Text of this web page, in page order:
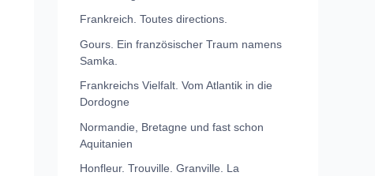
Frankreich. Toutes directions.
Gours. Ein französischer Traum namens
Samka.
Frankreichs Vielfalt. Vom Atlantik in die
Dordogne
Normandie, Bretagne und fast schon
Aquitanien
Honfleur. Trouville. Granville. La